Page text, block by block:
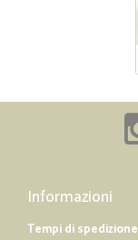
Informazioni
Tempi di spedizione